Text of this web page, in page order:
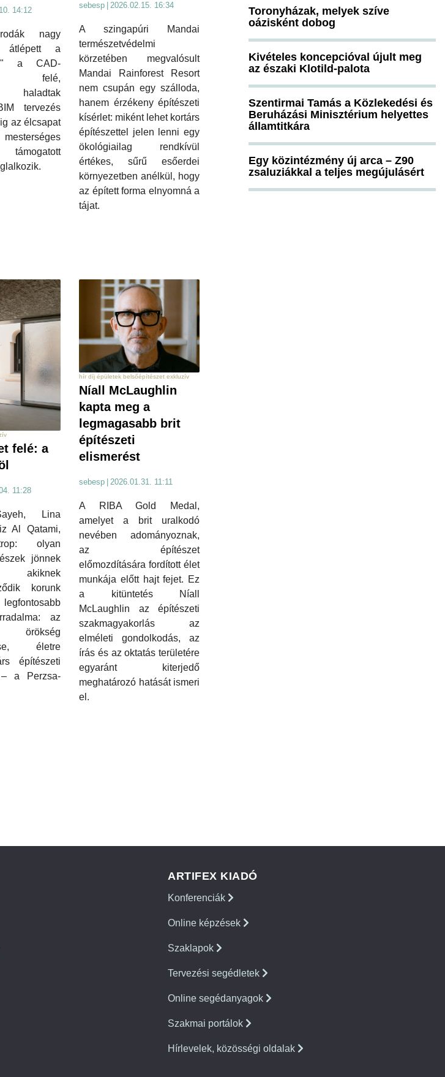
14:12
nagy
átlépett a
a CAD-
felé,
haladtak
tervezés
az élcsapat
támogatott
sebesp 2026.02.15. 16:34
A szingapúri Mandai
természetvédelmi
körzetében megvalósult
Mandai Rainforest Resort
nem csupán egy szálloda,
hanem érzékeny építészeti
kísérlet: miként lehet kortárs
építészettel jelen lenni egy
ökológiailag rendkívül
értékes, sűrű esőerdei
környezetben anélkül, hogy
az épített forma elnyomná a
tájat.
felé: a
11:28
Lina
Al Qatami,
olyan
jönnek
akiknek
korunk
az
életre
építészeti
– a Perzsa-
hír díj épületek belsőépítészet exkluzív
Níall McLaughlin
kapta meg a
legmagasabb brit
építészeti
elismerést
sebesp 2026.01.31. 11:11
A RIBA Gold Medal,
amelyet a brit uralkodó
nevében adományoznak,
az építészet
előmozdítására fordított élet
munkája előtt hajt fejet. Ez
a kitüntetés Níall
McLaughlin az építészeti
szakmagyakorlás az
elméleti gondolkodás, az
írás és az oktatás területére
egyaránt kiterjedő
meghatározó hatását ismeri
el.
Toronyházak, melyek szíve
oázisként dobog
Kivételes koncepcióval újult meg
az északi Klotild-palota
Szentirmai Tamás a Közlekedési és
Beruházási Minisztérium helyettes
államtitkára
Egy közintézmény új arca – Z90
zsaluziákkal a teljes megújulásért
ARTIFEX KIADÓ
Konferenciák
Online képzések
Szaklapok
Tervezési segédletek
Online segédanyagok
Szakmai portálok
Hírlevelek, közösségi oldalak